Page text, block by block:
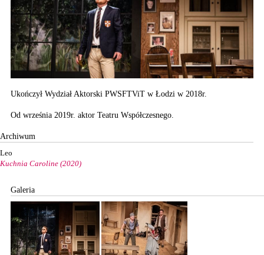
Ukończył Wydział Aktorski PWSFTViT w Łodzi w 2018r.
Od września 2019r. aktor Teatru Współczesnego.
Archiwum
Leo
Kuchnia Caroline (2020)
Galeria